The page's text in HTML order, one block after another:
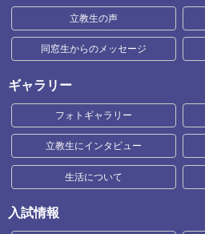
立教生の声
同窓生からのメッセージ
ギャラリー
フォトギャラリー
立教生にインタビュー
生活について
入試情報